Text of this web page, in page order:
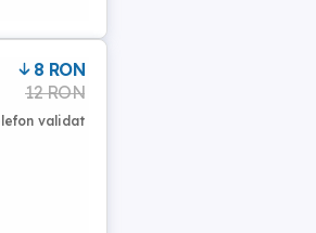
8 RON
12 RON
validat